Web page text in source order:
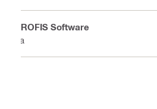
PROFIS Software
Ja